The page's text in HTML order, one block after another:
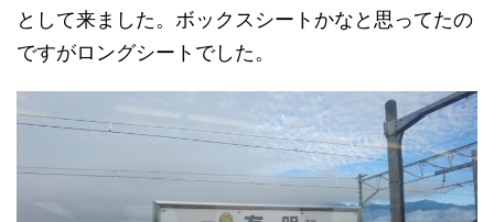
として来ました。ボックスシートかなと思ってたの
ですがロングシートでした。